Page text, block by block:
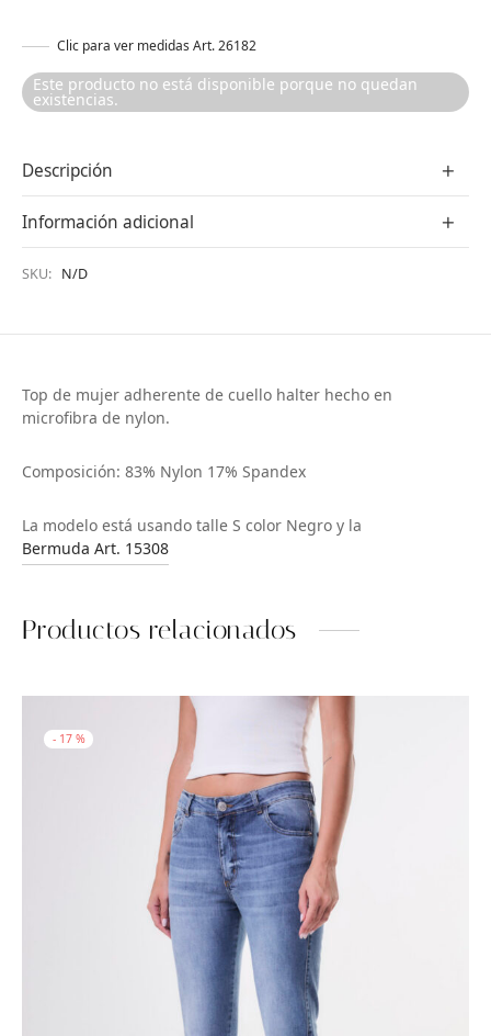
Clic para ver medidas Art. 26182
Este producto no está disponible porque no quedan
existencias.
Descripción
Información adicional
SKU: N/D
Top de mujer adherente de cuello halter hecho en
microfibra de nylon.
Composición: 83% Nylon 17% Spandex
La modelo está usando talle S color Negro y la
Bermuda Art. 15308
Productos relacionados
- 17 %